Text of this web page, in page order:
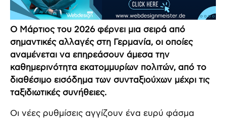
Ο Μάρτιος του 2026 φέρνει μια σειρά από
σημαντικές αλλαγές στη Γερμανία, οι οποίες
αναμένεται να επηρεάσουν άμεσα την
καθημερινότητα εκατομμυρίων πολιτών, από το
διαθέσιμο εισόδημα των συνταξιούχων μέχρι τις
ταξιδιωτικές συνήθειες.
Οι νέες ρυθμίσεις αγγίζουν ένα ευρύ φάσμα